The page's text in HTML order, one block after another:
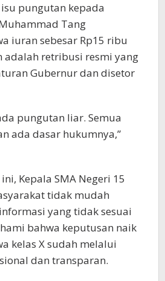
pungutan kepada
Tang
iuran sebesar Rp15 ribu
adalah retribusi resmi yang
Gubernur dan disetor
pungutan liar. Semua
ada dasar hukumnya,”
Kepala SMA Negeri 15
tidak mudah
yang tidak sesuai
bahwa keputusan naik
kelas X sudah melalui
dan transparan.